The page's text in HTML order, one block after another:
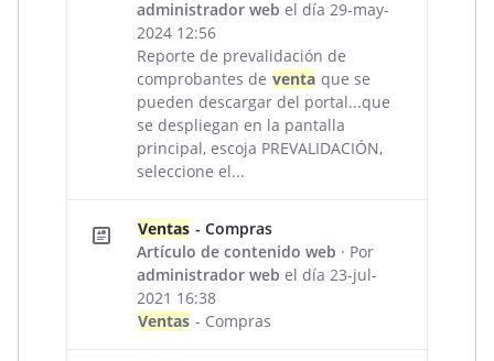
administrador web el día 29-may-
2024 12:56
Reporte de prevalidación de
comprobantes de venta que se
pueden descargar del portal...que
se despliegan en la pantalla
principal, escoja PREVALIDACIÓN,
seleccione el...
Ventas - Compras
Artículo de contenido web · Por
administrador web el día 23-jul-
2021 16:38
Ventas - Compras